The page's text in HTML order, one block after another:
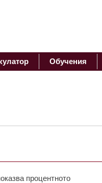
Обучения
процентното